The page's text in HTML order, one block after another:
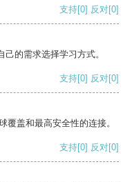
支持[0] 反对[0]
的需求选择学习方式。
支持[0] 反对[0]
覆盖和最高安全性的连接。
支持[0] 反对[0]